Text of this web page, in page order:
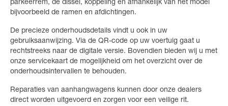
parkeerrem, de dissel, koppeling en afhankelijk van het model
bijvoorbeeld de ramen en afdichtingen.
De precieze onderhoudsdetails vindt u ook in uw
gebruiksaanwijzing. Via de QR-code op uw voertuig gaat u
rechtstreeks naar de digitale versie. Bovendien bieden wij u met
onze servicekaart de mogelijkheid om het overzicht over de
onderhoudsintervallen te behouden.
Reparaties van aanhangwagens kunnen door onze dealers
direct worden uitgevoerd en zorgen voor een veilige rit.